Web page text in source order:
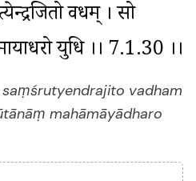
वधम् । सो
युधि ।। 7.1.30 ।।
vadham
mahāmāyādharo